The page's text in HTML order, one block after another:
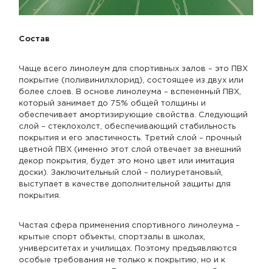
Состав
Чаще всего линолеум для спортивных залов – это ПВХ
покрытие (поливинилхлорид), состоящее из двух или
более слоев. В основе линолеума – вспененный ПВХ,
который занимает до 75% общей толщины и
обеспечивает амортизирующие свойства. Следующий
слой – стеклохолст, обеспечивающий стабильность
покрытия и его эластичность. Третий слой – прочный
цветной ПВХ (именно этот слой отвечает за внешний
декор покрытия, будет это моно цвет или имитация
доски). Заключительный слой – полиуретановый,
выступает в качестве дополнительной защиты для
покрытия.
Частая сфера применения спортивного линолеума –
крытые спорт объекты, спортзалы в школах,
университетах и училищах. Поэтому предъявляются
особые требования не только к покрытию, но и к